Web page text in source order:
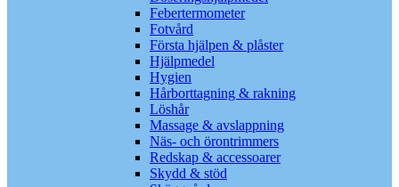
Febertermometer
Fotvård
Första hjälpen & plåster
Hjälpmedel
Hygien
Hårborttagning & rakning
Löshår
Massage & avslappning
Näs- och örontrimmers
Redskap & accessoarer
Skydd & stöd